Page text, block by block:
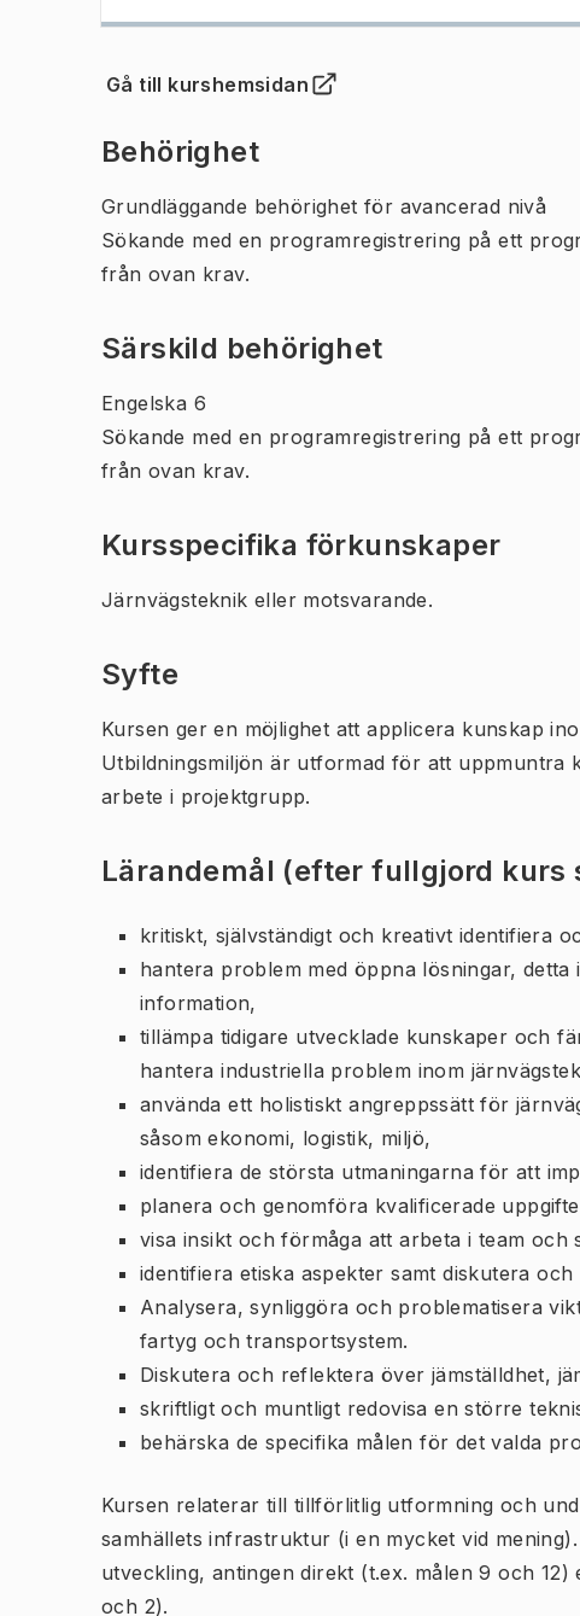
Gå till kurshemsidan
(Öppnas i ny flik)
Behörighet
Grundläggande behörighet för avancerad nivå
Sökande med en programregistrering på ett
från ovan krav.
Särskild behörighet
Engelska 6
Sökande med en programregistrering på ett
från ovan krav.
Kursspecifika förkunskaper
Järnvägsteknik eller motsvarande.
Syfte
Kursen ger en möjlighet att applicera kunskap
Utbildningsmiljön är utformad för att
arbete i projektgrupp.
Lärandemål (efter fullgjord kurs
kritiskt, självständigt och kreativt identifiera
hantera problem med öppna lösningar,
information,
tillämpa tidigare utvecklade kunskaper och
hantera industriella problem inom
använda ett holistiskt angreppssätt för
såsom ekonomi, logistik, miljö,
identifiera de största utmaningarna för att
planera och genomföra kvalificerade
visa insikt och förmåga att arbeta i team och
identifiera etiska aspekter samt diskutera
Analysera, synliggöra och problematisera
fartyg och transportsystem.
Diskutera och reflektera över jämställdhet,
skriftligt och muntligt redovisa en större
behärska de specifika målen för det valda
Kursen relaterar till tillförlitlig utformning och
samhällets infrastruktur (i en mycket vid
utveckling, antingen direkt (t.ex. målen 9 och
och 2).